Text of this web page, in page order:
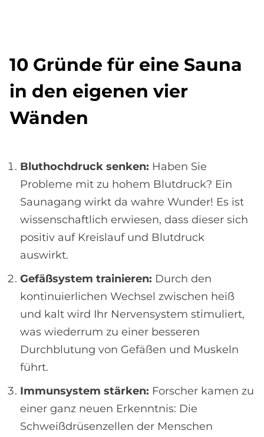
10 Grün­de für eine Sau­na
in den ei­ge­nen vier
Wän­den
Bluthochdruck senken: Haben Sie
Probleme mit zu hohem Blutdruck? Ein
Saunagang wirkt da wahre Wunder! Es ist
wissenschaftlich erwiesen, dass dieser sich
positiv auf Kreislauf und Blutdruck
auswirkt.
Gefäßsystem trainieren: Durch den
kontinuierlichen Wechsel zwischen heiß
und kalt wird Ihr Nervensystem stimuliert,
was wiederrum zu einer besseren
Durchblutung von Gefäßen und Muskeln
führt.
Immunsystem stärken: Forscher kamen zu
einer ganz neuen Erkenntnis: Die
Schweißdrüsenzellen der Menschen